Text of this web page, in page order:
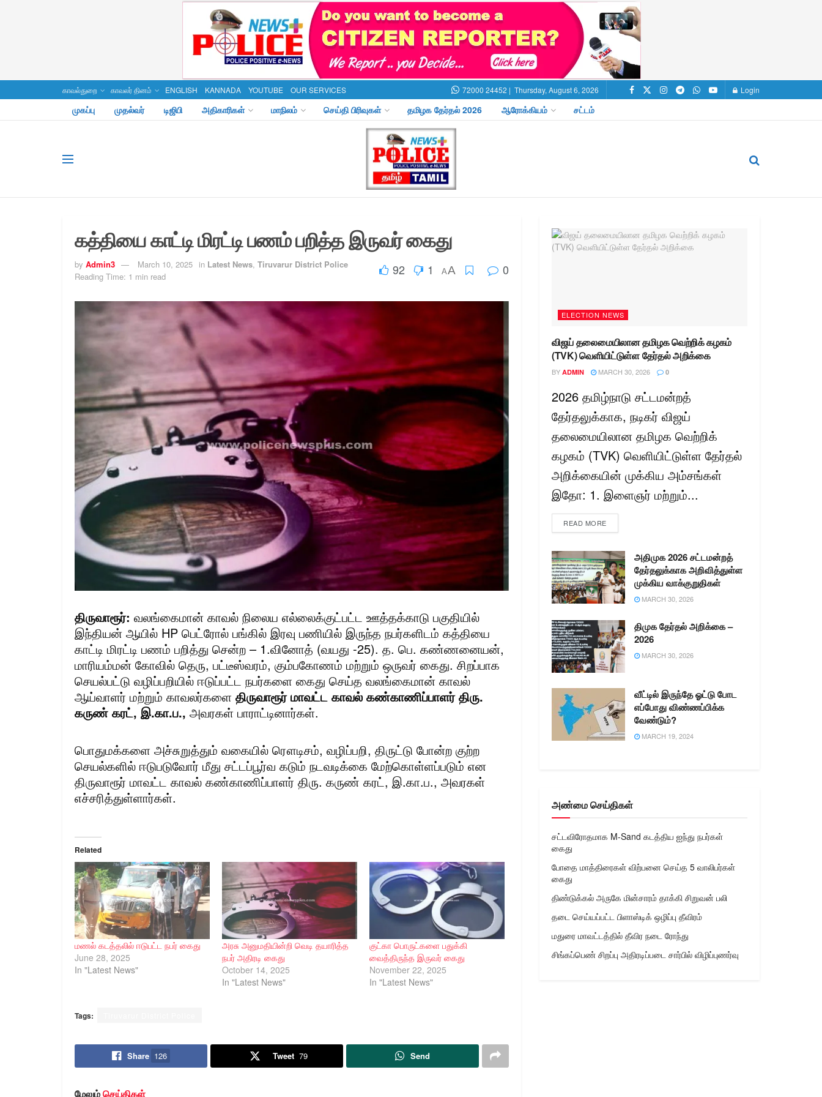
காவல்துறை காவலர் தினம் ENGLISH KANNADA YOUTUBE OUR SERVICES 72000 24452 | Thursday, August 6, 2026 Login
முகப்பு முதல்வர் டிஜிபி அதிகாரிகள் மாநிலம் செய்தி பிரிவுகள் தமிழக தேர்தல் 2026 ஆரோக்கியம் சட்டம்
கத்தியை காட்டி மிரட்டி பணம் பறித்த இருவர் கைது
by Admin3 March 10, 2025 in Latest News, Tiruvarur District Police
Reading Time: 1 min read
92 1 AA 0
திருவாரூர்: வலங்கைமான் காவல் நிலைய எல்லைக்குட்பட்ட ஊத்தக்காடு பகுதியில்
இந்தியன் ஆயில் HP பெட்ரோல் பங்கில் இரவு பணியில் இருந்த நபர்களிடம் கத்தியை
காட்டி மிரட்டி பணம் பறித்து சென்ற – 1.வினோத் (வயது -25). த. பெ. கண்ணனையன்,
மாரியம்மன் கோவில் தெரு, பட்டீஸ்வரம், கும்பகோணம் மற்றும் ஒருவர் கைது. சிறப்பாக
செயல்பட்டு வழிப்பறியில் ஈடுப்பட்ட நபர்களை கைது செய்த வலங்கைமான் காவல்
ஆய்வாளர் மற்றும் காவலர்களை திருவாரூர் மாவட்ட காவல் கண்காணிப்பாளர் திரு.
கருண் கரட், இ.கா.ப., அவரகள் பாராட்டினார்கள்.
பொதுமக்களை அச்சுறுத்தும் வகையில் ரௌடிசம், வழிப்பறி, திருட்டு போன்ற குற்ற
செயல்களில் ஈடுபடுவோர் மீது சட்டப்பூர்வ கடும் நடவடிக்கை மேற்கொள்ளப்படும் என
திருவாரூர் மாவட்ட காவல் கண்காணிப்பாளர் திரு. கருண் கரட், இ.கா.ப., அவரகள்
எச்சரித்துள்ளார்கள்.
Related
மணல் கடத்தலில் ஈடுபட்ட நபர் கைது
June 28, 2025
In "Latest News"
அரசு அனுமதியின்றி வெடி தயாரித்த
நபர் அதிரடி கைது
October 14, 2025
In "Latest News"
குட்கா பொருட்களை பதுக்கி
வைத்திருந்த இருவர் கைது
November 22, 2025
In "Latest News"
Tags:
Share 126 Tweet 79 Send
மேலும்செய்திகள்
ELECTION NEWS
விஜய் தலைமையிலான தமிழக வெற்றிக் கழகம்
(TVK) வெளியிட்டுள்ள தேர்தல் அறிக்கை
BY ADMIN MARCH 30, 2026 0
2026 தமிழ்நாடு சட்டமன்றத்
தேர்தலுக்காக, நடிகர் விஜய்
தலைமையிலான தமிழக வெற்றிக்
கழகம் (TVK) வெளியிட்டுள்ள தேர்தல்
அறிக்கையின் முக்கிய அம்சங்கள்
இதோ: 1. இளைஞர் மற்றும்...
READ MORE
அதிமுக 2026 சட்டமன்றத்
தேர்தலுக்காக அறிவித்துள்ள
முக்கிய வாக்குறுதிகள்
MARCH 30, 2026
திமுக தேர்தல் அறிக்கை –
2026
MARCH 30, 2026
வீட்டில் இருந்தே ஓட்டு போட
எப்போது விண்ணப்பிக்க
வேண்டும்?
MARCH 19, 2024
அண்மை செய்திகள்
சட்டவிரோதமாக M-Sand கடத்திய ஐந்து நபர்கள்
கைது
போதை மாத்திரைகள் விற்பனை செய்த 5 வாலிபர்கள்
கைது
திண்டுக்கல் அருகே மின்சாரம் தாக்கி சிறுவன் பலி
தடை செய்யப்பட்ட பிளாஸ்டிக் ஒழிப்பு தீவிரம்
மதுரை மாவட்டத்தில் தீவிர நடை ரோந்து
சிங்கப்பெண் சிறப்பு அதிரடிப்படை சார்பில் விழிப்புணர்வு